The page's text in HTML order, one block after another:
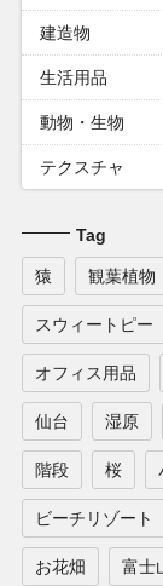
建造物
生活用品
動物・生物
テクスチャ
Tag
猿 観葉植物
スウィートピー
オフィス用品
仙台 湿原
階段 桜
ビーチリゾート
お花畑 富士